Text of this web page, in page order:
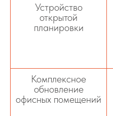
Устройство
открытой
планировки
Комплексное
обновление
офисных помещений